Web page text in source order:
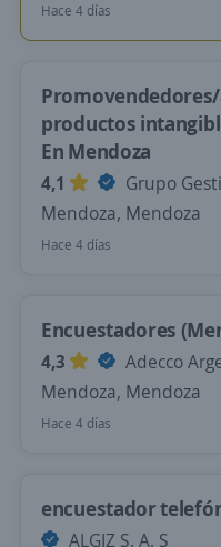
Hace 4 días
productos
En Mendoza
4,1
Grupo
Mendoza, Mendoza
Hace 4 días
Encuestadores
4,3
Adecco
Mendoza, Mendoza
Hace 4 días
encuestador
ALGIZ S. A. S